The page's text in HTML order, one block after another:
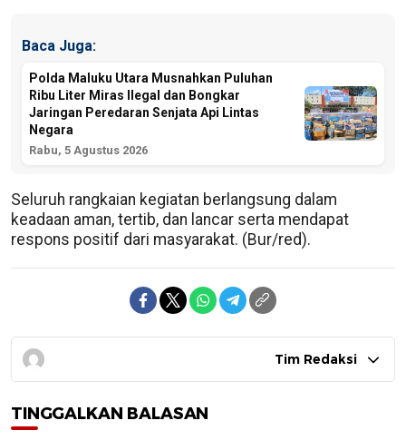
Baca Juga:
Polda Maluku Utara Musnahkan Puluhan
Ribu Liter Miras Ilegal dan Bongkar
Jaringan Peredaran Senjata Api Lintas
Negara
Rabu, 5 Agustus 2026
Seluruh rangkaian kegiatan berlangsung dalam
keadaan aman, tertib, dan lancar serta mendapat
respons positif dari masyarakat. (Bur/red).
Tim Redaksi
TINGGALKAN BALASAN